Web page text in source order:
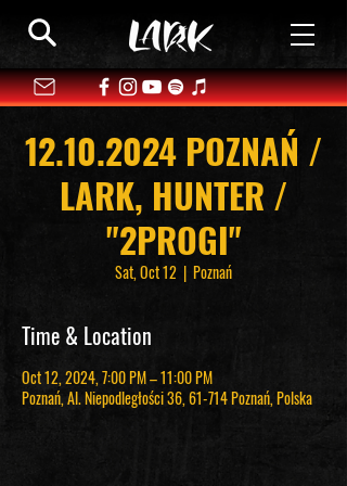
12.10.2024 POZNAŃ /
LARK, HUNTER /
"2PROGI"
Sat, Oct 12
  |
Poznań
Time & Location
Oct 12, 2024, 7:00 PM – 11:00 PM
Poznań, Al. Niepodległości 36, 61-714 Poznań, Polska